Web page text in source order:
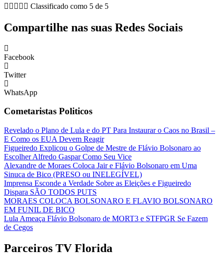
     Classificado como 5 de 5
Compartilhe nas suas Redes Sociais
Facebook
Twitter
WhatsApp
Cometaristas Politicos
Revelado o Plano de Lula e do PT Para Instaurar o Caos no Brasil –
E Como os EUA Devem Reagir
Figueiredo Explicou o Golpe de Mestre de Flávio Bolsonaro ao
Escolher Alfredo Gaspar Como Seu Vice
Alexandre de Moraes Coloca Jair e Flávio Bolsonaro em Uma
Sinuca de Bico (PRESO ou INELEGÍVEL)
Imprensa Esconde a Verdade Sobre as Eleições e Figueiredo
Dispara SÃO TODOS PUTS
MORAES COLOCA BOLSONARO E FLAVIO BOLSONARO
EM FUNIL DE BICO
Lula Ameaça Flávio Bolsonaro de MORT3 e STFPGR Se Fazem
de Cegos
Parceiros TV Florida